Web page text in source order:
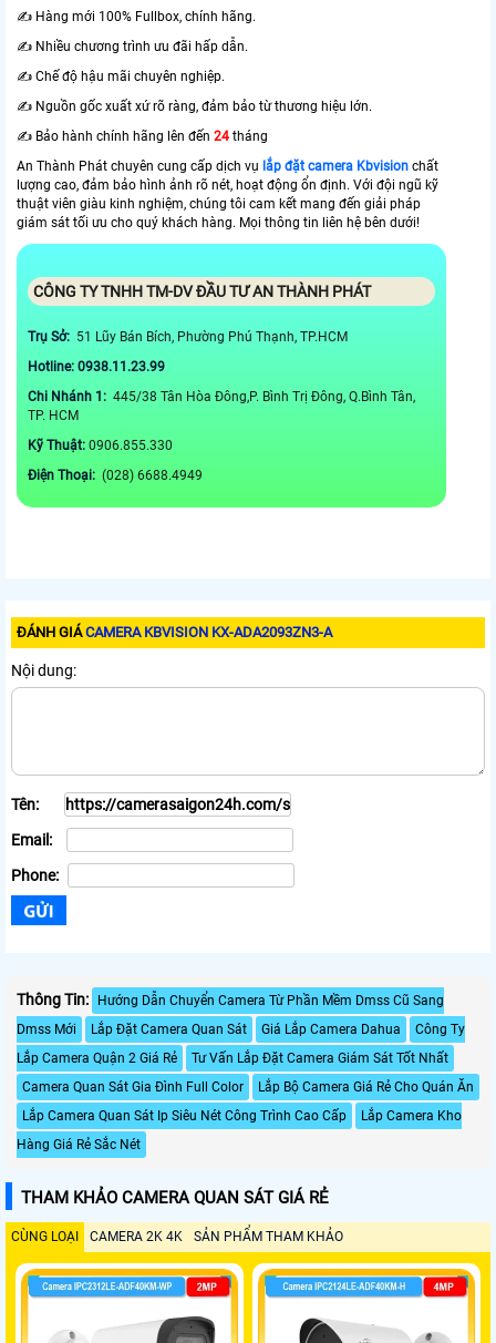
✍️ Hàng mới 100% Fullbox, chính hãng.
✍️ Nhiều chương trình ưu đãi hấp dẫn.
✍️ Chế độ hậu mãi chuyên nghiệp.
✍️ Nguồn gốc xuất xứ rõ ràng, đảm bảo từ thương hiệu lớn.
✍️ Bảo hành chính hãng lên đến 24 tháng
An Thành Phát chuyên cung cấp dịch vụ lắp đặt camera Kbvision chất
lượng cao, đảm bảo hình ảnh rõ nét, hoạt động ổn định. Với đội ngũ kỹ
thuật viên giàu kinh nghiệm, chúng tôi cam kết mang đến giải pháp
giám sát tối ưu cho quý khách hàng. Mọi thông tin liên hệ bên dưới!
CÔNG TY TNHH TM-DV ĐẦU TƯ AN THÀNH PHÁT
Trụ Sở: 51 Lũy Bán Bích, Phường Phú Thạnh, TP.HCM
Hotline: 0938.11.23.99
Chi Nhánh 1: 445/38 Tân Hòa Đông,P. Bình Trị Đông, Q.Bình Tân,
TP. HCM
Kỹ Thuật: 0906.855.330
Điện Thoại: (028) 6688.4949
ĐÁNH GIÁCAMERA KBVISION KX-ADA2093ZN3-A
Nội dung:
Tên:
Email:
Phone:
Thông Tin:
Hướng Dẫn Chuyển Camera Từ Phần Mềm Dmss Cũ Sang
Dmss Mới
Lắp Đặt Camera Quan Sát Giá Lắp Camera Dahua
Công Ty
Lắp Camera Quận 2 Giá Rẻ
Tư Vấn Lắp Đặt Camera Giám Sát Tốt Nhất
Camera Quan Sát Gia Đình Full Color
Lắp Bộ Camera Giá Rẻ Cho Quán Ăn
Lắp Camera Quan Sát Ip Siêu Nét Công Trình Cao Cấp
Lắp Camera Kho
Hàng Giá Rẻ Sắc Nét
THAM KHẢO CAMERA QUAN SÁT GIÁ RẺ
CÙNG LOẠI CAMERA 2K 4K SẢN PHẨM THAM KHẢO